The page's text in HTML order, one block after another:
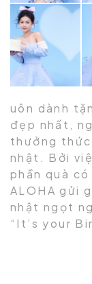
uôn dành
đẹp nhất,
thưởng thức
nhật. Bởi
phần quà
ALOHA gửi
nhật ngọt
“It’s your